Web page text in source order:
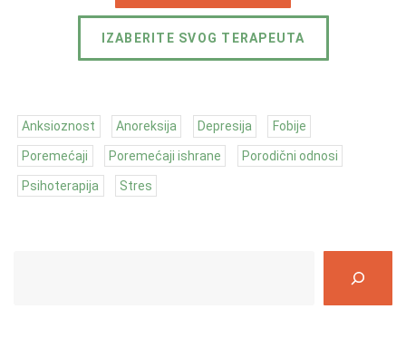
IZABERITE SVOG TERAPEUTA
Anksioznost Anoreksija Depresija Fobije
Poremećaji Poremećaji ishrane Porodični odnosi
Psihoterapija Stres